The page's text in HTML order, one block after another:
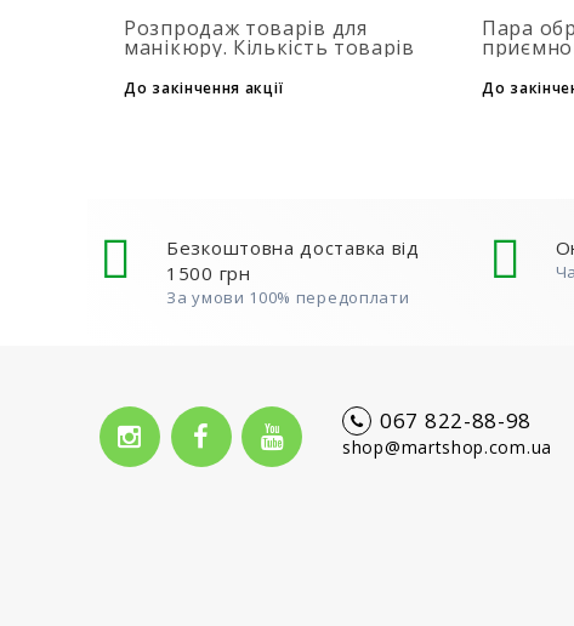
Розпродаж товарів для
манікюру. Кількість товарів
на таймері...
До закінчення акції
Пара
при
До
Безкоштовна доставка від
1500 грн
За умови 100% передоплати
067 822-88-98
shop@martshop.com.ua